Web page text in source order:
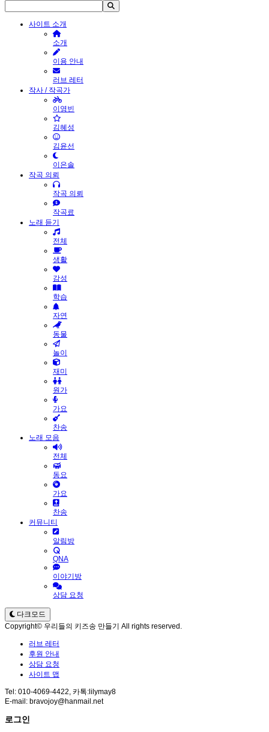
사이트 소개
소개
이용 안내
러브 레터
작사 / 작곡가
이영빈
김혜성
김윤선
이은솔
작곡 의뢰
작곡 의뢰
작곡료
노래 듣기
전체
생활
감성
학습
자연
동물
놀이
재미
원가
가요
찬송
노래 모음
전체
동요
가요
찬송
커뮤니티
알림방
QNA
이야기방
상담 요청
다크모드
Copyright© 우리들의 키즈송 만들기 All rights reserved.
러브 레터
후원 안내
상담 요청
사이트 맵
Tel: 010-4069-4422, 카톡:lilymay8
E-mail: bravojoy@hanmail.net
로그인